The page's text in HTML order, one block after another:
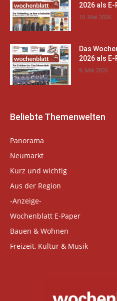
2026 als E-
16. Mai 2026
Das
2026 als E-
9. Mai 2026
Beliebte Themenwelten
Panorama
Neumarkt
Kurz und wichtig
Aus der Region
-Anzeige-
Wochenblatt E-Paper
Bauen & Wohnen
Freizeit, Kultur & Musik